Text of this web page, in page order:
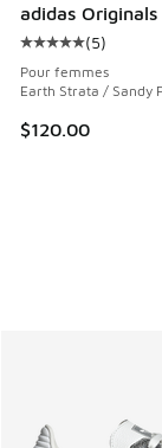
adidas Originals
Cote moyenne
(5)
Pour femmes
Earth Strata / Sandy
$120.00